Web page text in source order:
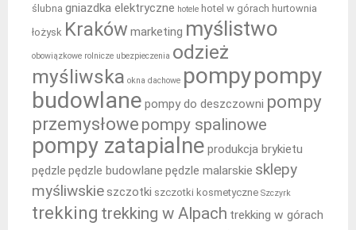
ślubna gniazdka elektryczne hotele hotel w górach hurtownia
łożysk Kraków marketing myślistwo
obowiązkowe rolnicze ubezpieczenia odzież
myśliwska okna dachowe pompypompy
budowlane pompy do deszczowni pompy
przemysłowe pompy spalinowe
pompy zatapialne produkcja brykietu
pędzle pędzle budowlane pędzle malarskie sklepy
myśliwskieszczotki szczotki kosmetyczne Szczyrk
trekking trekking w Alpach trekking w górach